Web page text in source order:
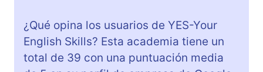
¿Qué opina los usuarios de YES-Your
English Skills? Esta academia tiene un
total de 39 con una puntuación media